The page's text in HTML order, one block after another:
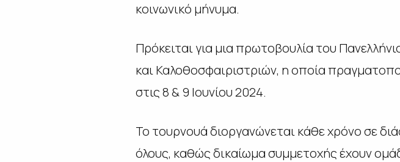
κοινωνικό μήνυμα.
Πρόκειται για μια πρωτοβουλία του
και Καλοθοσφαιριστριών, η οποία
στις 8 & 9 Ιουνίου 2024.
Το τουρνουά διοργανώνεται κάθε χρόνο σε
όλους, καθώς δικαίωμα συμμετοχής έχουν